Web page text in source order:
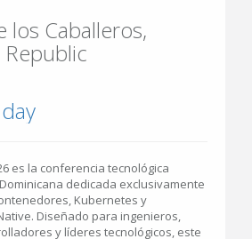
los Caballeros,
es la conferencia tecnológica
dedicada exclusivamente
Kubernetes y
Diseñado para ingenieros,
y líderes tecnológicos, este